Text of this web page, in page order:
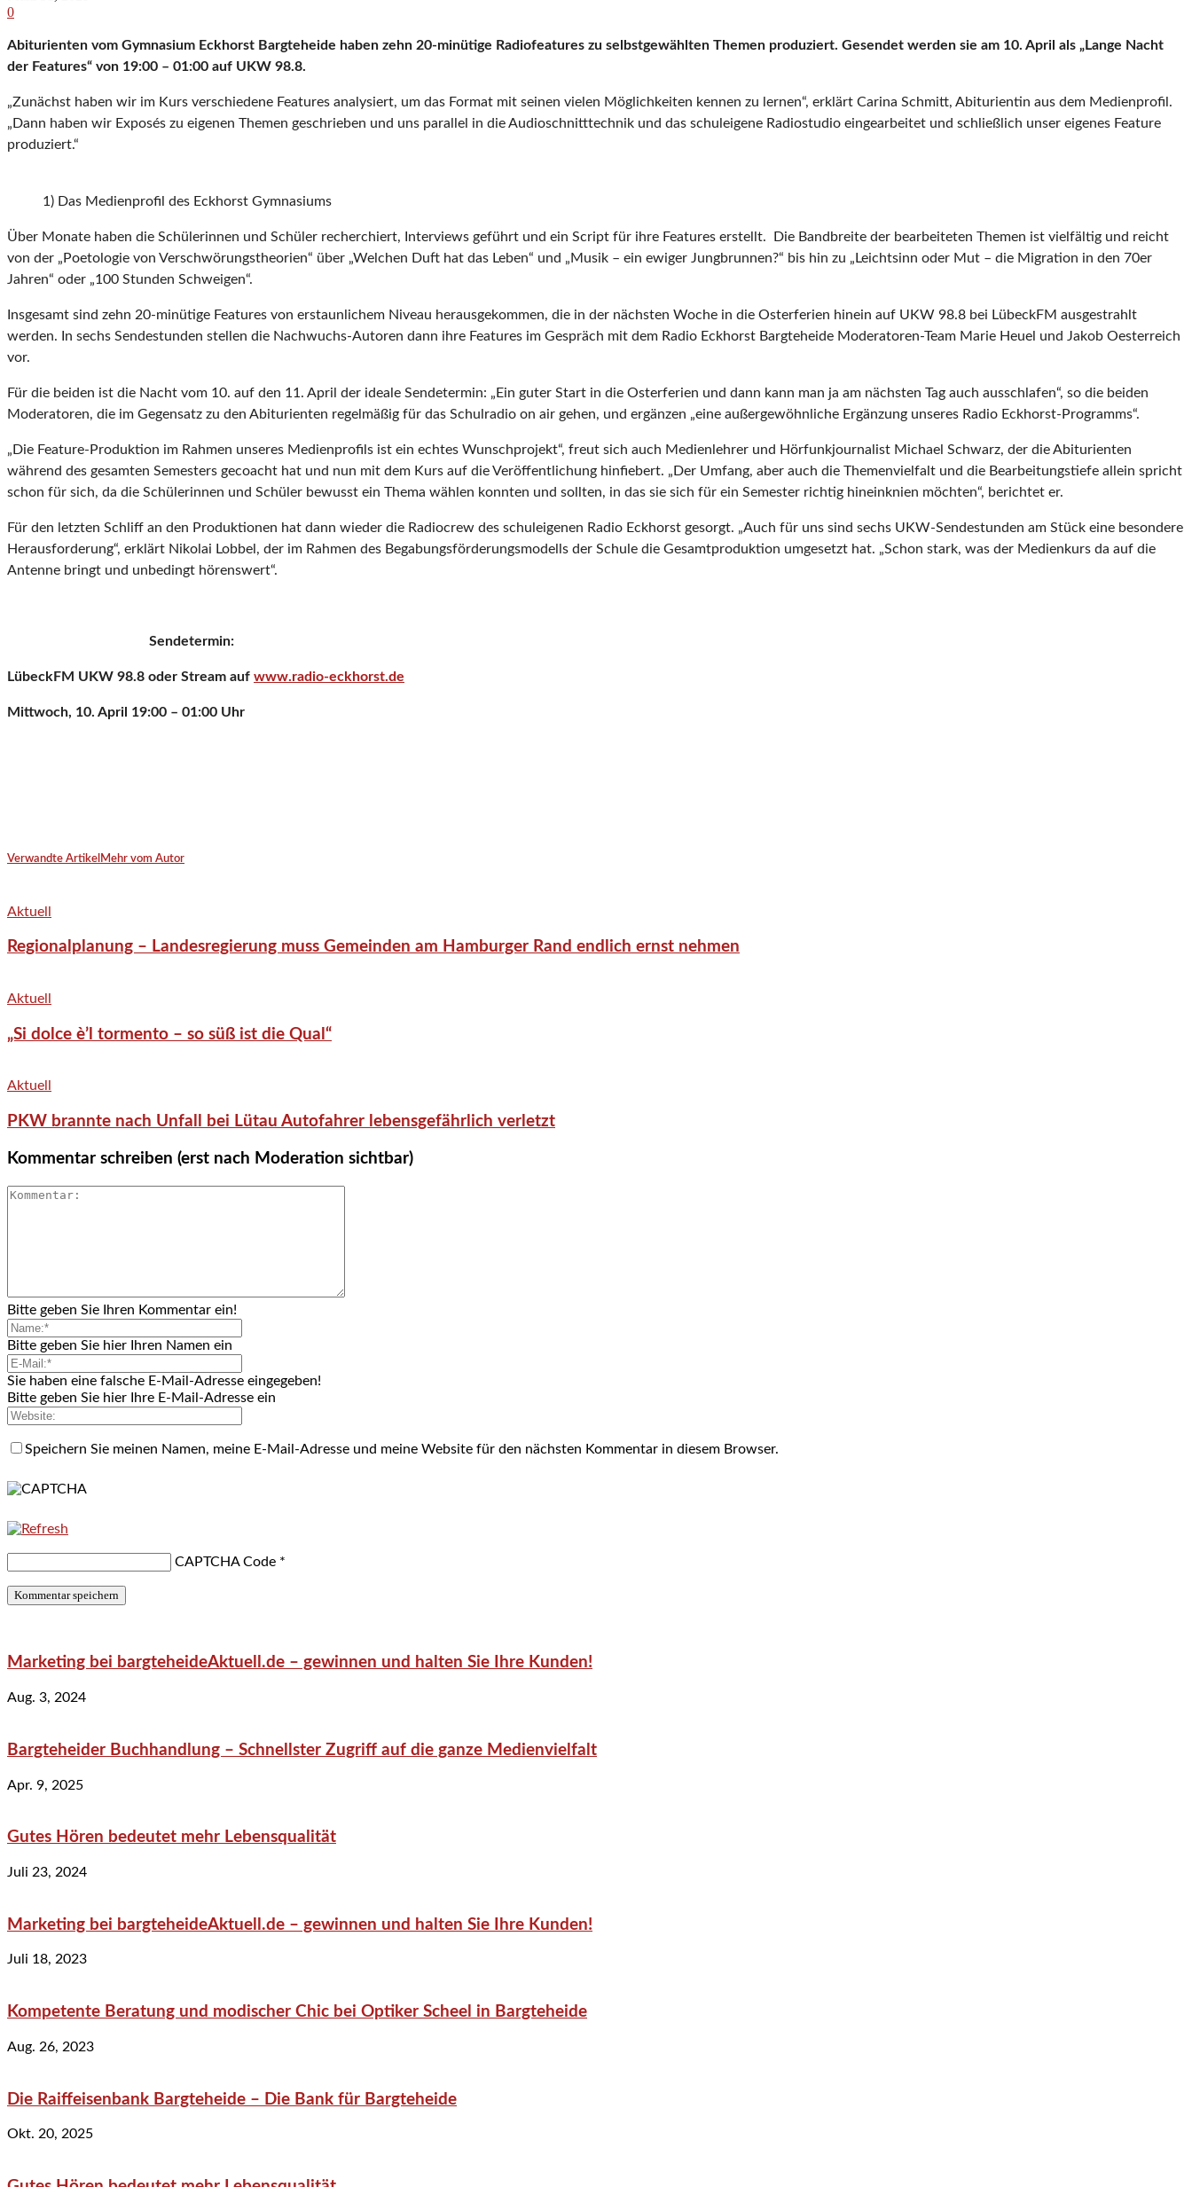
0
Abiturienten vom Gymnasium Eckhorst Bargteheide haben zehn 20-minütige Radiofeatures zu selbstgewählten Themen produziert. Gesendet werden sie am 10. April als „Lange Nacht
der Features“ von 19:00 – 01:00 auf UKW 98.8.
„Zunächst haben wir im Kurs verschiedene Features analysiert, um das Format mit seinen vielen Möglichkeiten kennen zu lernen“, erklärt Carina Schmitt, Abiturientin aus dem Medienprofil.
„Dann haben wir Exposés zu eigenen Themen geschrieben und uns parallel in die Audioschnitttechnik und das schuleigene Radiostudio eingearbeitet und schließlich unser eigenes Feature
produziert.“
1) Das Medienprofil des Eckhorst Gymnasiums
Über Monate haben die Schülerinnen und Schüler recherchiert, Interviews geführt und ein Script für ihre Features erstellt. Die Bandbreite der bearbeiteten Themen ist vielfältig und reicht
von der „Poetologie von Verschwörungstheorien“ über „Welchen Duft hat das Leben“ und „Musik – ein ewiger Jungbrunnen?“ bis hin zu „Leichtsinn oder Mut – die Migration in den 70er
Jahren“ oder „100 Stunden Schweigen“.
Insgesamt sind zehn 20-minütige Features von erstaunlichem Niveau herausgekommen, die in der nächsten Woche in die Osterferien hinein auf UKW 98.8 bei LübeckFM ausgestrahlt
werden. In sechs Sendestunden stellen die Nachwuchs-Autoren dann ihre Features im Gespräch mit dem Radio Eckhorst Bargteheide Moderatoren-Team Marie Heuel und Jakob Oesterreich
vor.
Für die beiden ist die Nacht vom 10. auf den 11. April der ideale Sendetermin: „Ein guter Start in die Osterferien und dann kann man ja am nächsten Tag auch ausschlafen“, so die beiden
Moderatoren, die im Gegensatz zu den Abiturienten regelmäßig für das Schulradio on air gehen, und ergänzen „eine außergewöhnliche Ergänzung unseres Radio Eckhorst-Programms“.
„Die Feature-Produktion im Rahmen unseres Medienprofils ist ein echtes Wunschprojekt“, freut sich auch Medienlehrer und Hörfunkjournalist Michael Schwarz, der die Abiturienten
während des gesamten Semesters gecoacht hat und nun mit dem Kurs auf die Veröffentlichung hinfiebert. „Der Umfang, aber auch die Themenvielfalt und die Bearbeitungstiefe allein spricht
schon für sich, da die Schülerinnen und Schüler bewusst ein Thema wählen konnten und sollten, in das sie sich für ein Semester richtig hineinknien möchten“, berichtet er.
Für den letzten Schliff an den Produktionen hat dann wieder die Radiocrew des schuleigenen Radio Eckhorst gesorgt. „Auch für uns sind sechs UKW-Sendestunden am Stück eine besondere
Herausforderung“, erklärt Nikolai Lobbel, der im Rahmen des Begabungsförderungsmodells der Schule die Gesamtproduktion umgesetzt hat. „Schon stark, was der Medienkurs da auf die
Antenne bringt und unbedingt hörenswert“.
Sendetermin:
LübeckFM UKW 98.8 oder Stream auf www.radio-eckhorst.de
Mittwoch, 10. April 19:00 – 01:00 Uhr
Verwandte Artikel Mehr vom Autor
Aktuell
Regionalplanung – Landesregierung muss Gemeinden am Hamburger Rand endlich ernst nehmen
Aktuell
„Si dolce è’l tormento – so süß ist die Qual“
Aktuell
PKW brannte nach Unfall bei Lütau Autofahrer lebensgefährlich verletzt
Kommentar schreiben (erst nach Moderation sichtbar)
Bitte geben Sie Ihren Kommentar ein!
Bitte geben Sie hier Ihren Namen ein
Sie haben eine falsche E-Mail-Adresse eingegeben!
Bitte geben Sie hier Ihre E-Mail-Adresse ein
Speichern Sie meinen Namen, meine E-Mail-Adresse und meine Website für den nächsten Kommentar in diesem Browser.
CAPTCHA Code *
Marketing bei bargteheideAktuell.de – gewinnen und halten Sie Ihre Kunden!
Aug. 3, 2024
Bargteheider Buchhandlung – Schnellster Zugriff auf die ganze Medienvielfalt
Apr. 9, 2025
Gutes Hören bedeutet mehr Lebensqualität
Juli 23, 2024
Marketing bei bargteheideAktuell.de – gewinnen und halten Sie Ihre Kunden!
Juli 18, 2023
Kompetente Beratung und modischer Chic bei Optiker Scheel in Bargteheide
Aug. 26, 2023
Die Raiffeisenbank Bargteheide – Die Bank für Bargteheide
Okt. 20, 2025